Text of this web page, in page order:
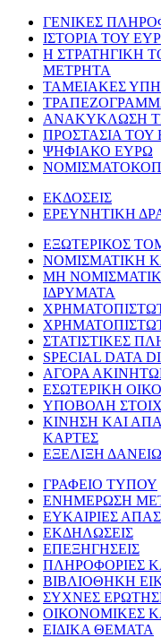
ΓΕΝΙΚΕΣ
ΙΣΤΟΡΙΑ ΤΟΥ
Η ΣΤΡΑΤΗΓΙΚΗ
ΜΕΤΡΗΤΑ
ΤΑΜΕΙΑΚΕΣ
ΑΝΑΚΥΚΛΩΣΗ
ΠΡΟΣΤΑΣΙΑ ΤΟΥ
ΨΗΦΙΑΚΟ ΕΥΡΩ
ΕΚΔΟΣΕΙΣ
ΕΡΕΥΝΗΤΙΚΗ
ΕΞΩΤΕΡΙΚΟΣ
ΝΟΜΙΣΜΑΤΙΚΗ
ΜΗ
ΙΔΡΥΜΑΤΑ
ΣΤΑΤΙΣΤΙΚΕΣ
SPECIAL DATA
ΑΓΟΡΑ
ΕΣΩΤΕΡΙΚΗ
ΥΠΟΒΟΛΗ
ΚΙΝΗΣΗ ΚΑΙ
ΚΑΡΤΕΣ
ΕΞΕΛΙΞΗ
ΓΡΑΦΕΙΟ ΤΥΠΟΥ
ΕΝΗΜΕΡΩΣΗ
ΕΥΚΑΙΡΙΕΣ
ΕΚΔΗΛΩΣΕΙΣ
ΕΠΕΞΗΓΗΣΕΙΣ
ΠΛΗΡΟΦΟΡΙΕΣ
ΒΙΒΛΙΟΘΗΚΗ
ΣΥΧΝΕΣ
ΟΙΚΟΝΟΜΙΚΕΣ
ΕΙΔΙΚΑ ΘΕΜΑΤΑ